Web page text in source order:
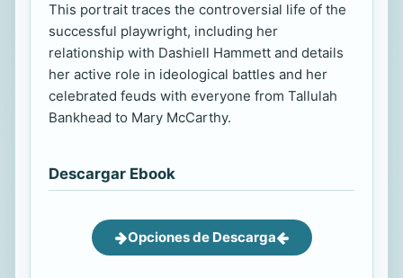
This portrait traces the controversial life of the
successful playwright, including her
relationship with Dashiell Hammett and details
her active role in ideological battles and her
celebrated feuds with everyone from Tallulah
Bankhead to Mary McCarthy.
Descargar Ebook
Opciones de Descarga